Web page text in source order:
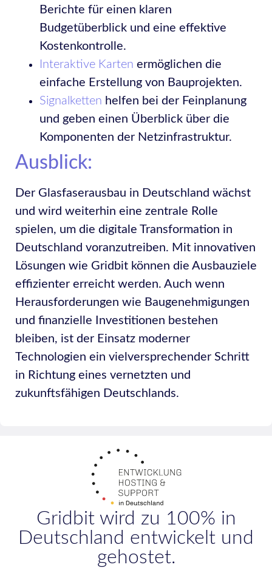
Berichte für einen klaren
Budgetüberblick und eine effektive
Kostenkontrolle.
Interaktive Karten ermöglichen die
einfache Erstellung von Bauprojekten.
Signalketten helfen bei der Feinplanung
und geben einen Überblick über die
Komponenten der Netzinfrastruktur.
Ausblick:
Der Glasfaserausbau in Deutschland wächst
und wird weiterhin eine zentrale Rolle
spielen, um die digitale Transformation in
Deutschland voranzutreiben. Mit innovativen
Lösungen wie Gridbit können die Ausbauziele
effizienter erreicht werden. Auch wenn
Herausforderungen wie Baugenehmigungen
und finanzielle Investitionen bestehen
bleiben, ist der Einsatz moderner
Technologien ein vielversprechender Schritt
in Richtung eines vernetzten und
zukunftsfähigen Deutschlands.
Gridbit wird zu 100% in
Deutschland entwickelt und
gehostet.